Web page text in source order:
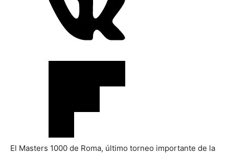
El Masters 1000 de Roma, último torneo importante de la